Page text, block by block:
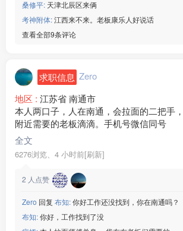
桑修平: 天津北辰区来俩
考神附体:江西来不来。老板康乐人好说话
查看全部9条评论
求职信息 Zero
地区 : 江苏省 南通市
本人两口子，人在南通，会拉面的二把手
附近需要的老板滴滴。手机号微信同号
全文
6276浏览、 4 小时前[刷新]
2 人点赞
Zero 回复 布知:你好工作还没找到，你在南通吗？
布知:你好，工作找到了没